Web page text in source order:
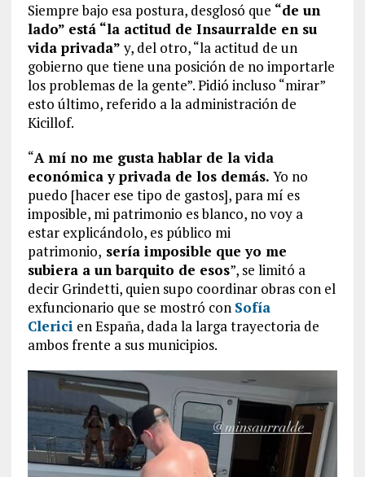
Siempre bajo esa postura, desglosó que “de un
lado” está “la actitud de Insaurralde en su
vida privada”y, del otro, “la actitud de un
gobierno que tiene una posición de no importarle
los problemas de la gente”. Pidió incluso “mirar”
esto último, referido a la administración de
Kicillof.
“A mí no me gusta hablar de la vida
económica y privada de los demás. Yo no
puedo [hacer ese tipo de gastos], para mí es
imposible, mi patrimonio es blanco, no voy a
estar explicándolo, es público mi
patrimonio, sería imposible que yo me
subiera a un barquito de esos”, se limitó a
decir Grindetti, quien supo coordinar obras con el
exfuncionario que se mostró con Sofía
Clerici en España, dada la larga trayectoria de
ambos frente a sus municipios.